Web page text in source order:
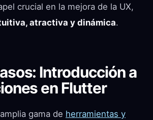
crucial en la mejora de la UX,
atractiva y dinámica.
Introducción a
en Flutter
gama de herramientas y